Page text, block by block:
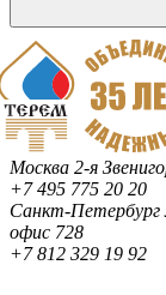
Москва 2-я
+7 495 775 20 20
Санкт-Петербург
офис 728
+7 812 329 19 92